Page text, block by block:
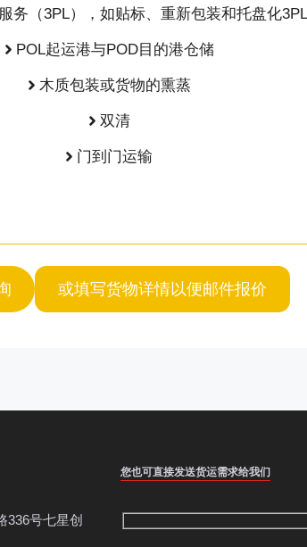
务（3PL），如贴标、重新包装和托盘化3PL
POL起运港与POD目的港仓储
木质包装或货物的熏蒸
双清
门到门运输
或填写货物详情以便邮件报价
号七星创
您也可直接发送货运需求给我们